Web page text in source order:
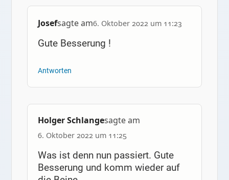
Josefsagte am6. Oktober 2022 um 11:23
Gute Besserung !
Antworten
Holger Schlangesagte am
6. Oktober 2022 um 11:25
Was ist denn nun passiert. Gute
Besserung und komm wieder auf